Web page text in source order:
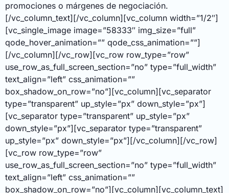
promociones o márgenes de negociación.
[/vc_column_text][/vc_column][vc_column width=”1/2″]
[vc_single_image image=”58333″ img_size=”full”
qode_hover_animation=”” qode_css_animation=””]
[/vc_column][/vc_row][vc_row row_type=”row”
use_row_as_full_screen_section=”no” type=”full_width”
text_align=”left” css_animation=””
box_shadow_on_row=”no”][vc_column][vc_separator
type=”transparent” up_style=”px” down_style=”px”]
[vc_separator type=”transparent” up_style=”px”
down_style=”px”][vc_separator type=”transparent”
up_style=”px” down_style=”px”][/vc_column][/vc_row]
[vc_row row_type=”row”
use_row_as_full_screen_section=”no” type=”full_width”
text_align=”left” css_animation=””
box_shadow_on_row=”no”][vc_column][vc_column_text]